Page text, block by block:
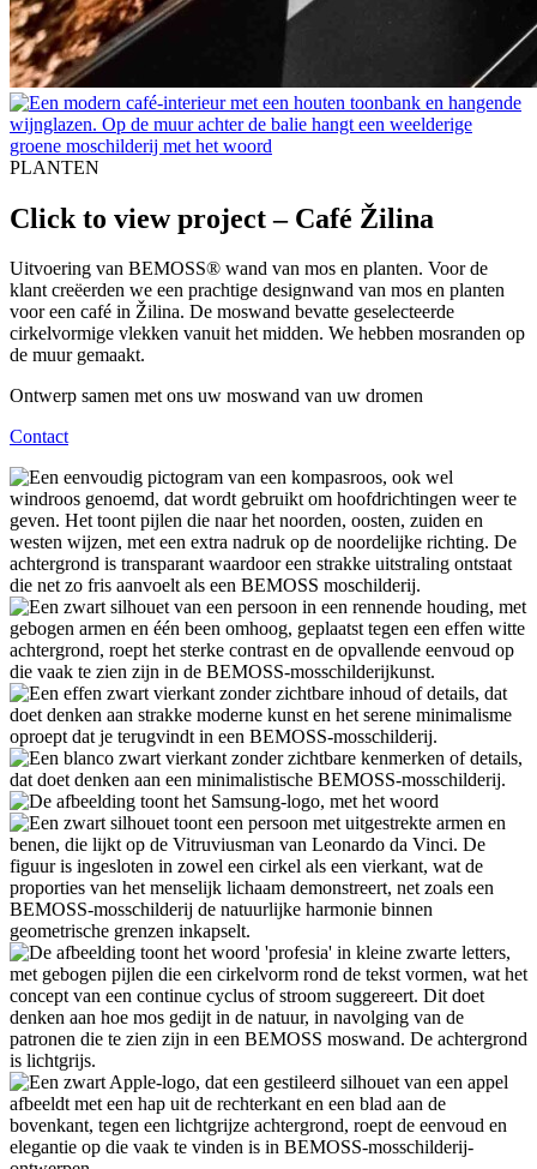
PLANTEN
Click to view project – Café Žilina
Uitvoering van BEMOSS® wand van mos en planten. Voor de
klant creëerden we een prachtige designwand van mos en planten
voor een café in Žilina. De moswand bevatte geselecteerde
cirkelvormige vlekken vanuit het midden. We hebben mosranden op
de muur gemaakt.
Ontwerp samen met ons uw moswand van uw dromen
Contact